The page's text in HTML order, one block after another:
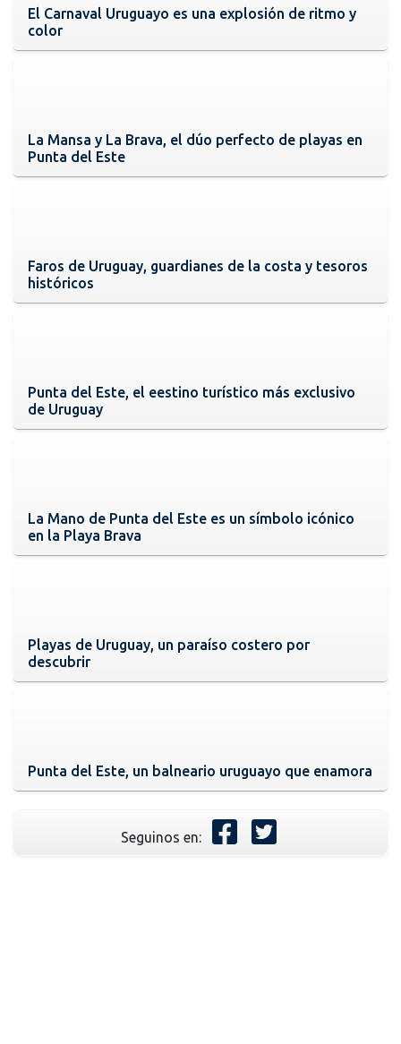
El Carnaval Uruguayo es una explosión de ritmo y
color
La Mansa y La Brava, el dúo perfecto de playas en
Punta del Este
Faros de Uruguay, guardianes de la costa y tesoros
históricos
Punta del Este, el eestino turístico más exclusivo
de Uruguay
La Mano de Punta del Este es un símbolo icónico
en la Playa Brava
Playas de Uruguay, un paraíso costero por
descubrir
Punta del Este, un balneario uruguayo que enamora
Seguinos en: